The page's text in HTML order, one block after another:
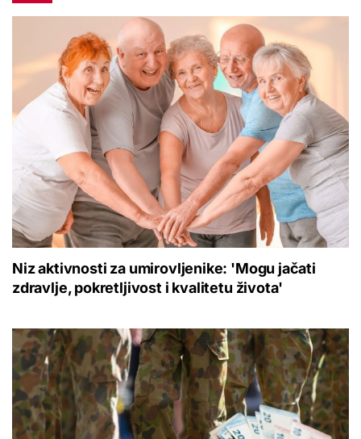
Niz aktivnosti za umirovljenike: 'Mogu jačati
zdravlje, pokretljivost i kvalitetu života'